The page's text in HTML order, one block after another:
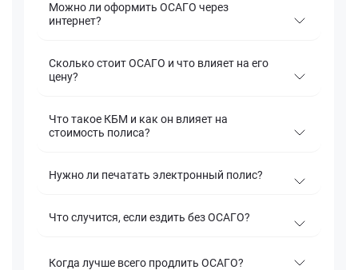
Можно ли оформить ОСАГО через
интернет?
Сколько стоит ОСАГО и что влияет на его
цену?
Что такое КБМ и как он влияет на
стоимость полиса?
Нужно ли печатать электронный полис?
Что случится, если ездить без ОСАГО?
Когда лучше всего продлить ОСАГО?